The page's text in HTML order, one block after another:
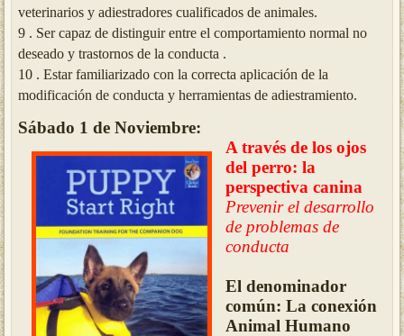
veterinarios y adiestradores cualificados de animales.
9 . Ser capaz de distinguir entre el comportamiento normal no
deseado y trastornos de la conducta .
10 .Estar familiarizado con la correcta aplicación de la
modificación de conducta y herramientas de adiestramiento.
Sábado 1 de Noviembre:
A través de los ojos
del perro: la
perspectiva canina
Prevenir el desarrollo
de problemas de
conducta
El denominador
común: La conexión
Animal Humano